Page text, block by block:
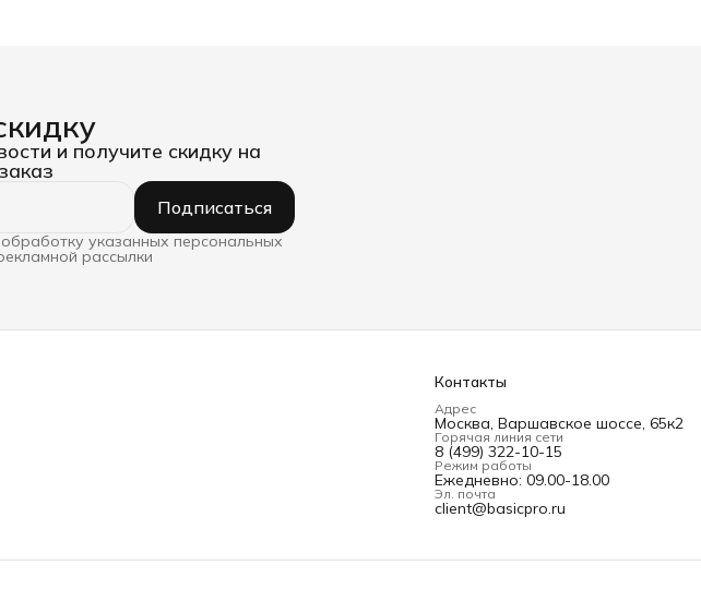
и получите скидку на
Подписаться
указанных персональных
рассылки
Контакты
Адрес
Москва, Варшавское шоссе, 65к2
Горячая линия сети
8 (499) 322-10-15
Режим работы
Ежедневно: 09.00-18.00
Эл. почта
client@basicpro.ru